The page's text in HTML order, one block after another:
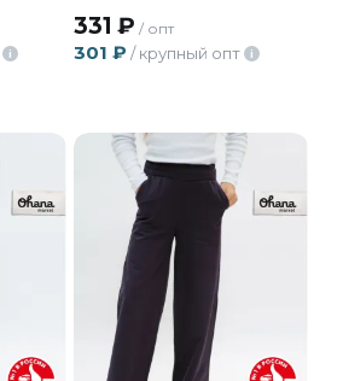
i
331 ₽ / опт
301 ₽ / крупный опт i